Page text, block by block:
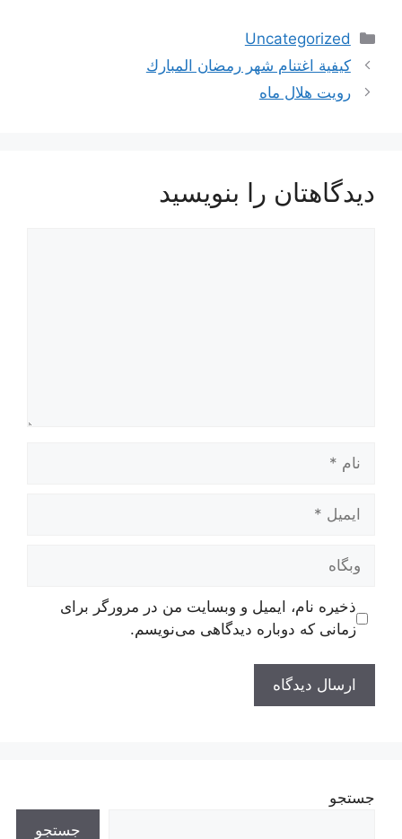
دسته‌ها
Uncategorized
ناوبری
نوشته‌ها
كيفية اغتنام شهر رمضان المبارك
رویت هلال ماه
دیدگاهتان را بنویسید
ایمیل
وبگاه
ذخیره نام، ایمیل و وبسایت من در مرورگر برای
زمانی که دوباره دیدگاهی می‌نویسم.
جستجو
جستجو